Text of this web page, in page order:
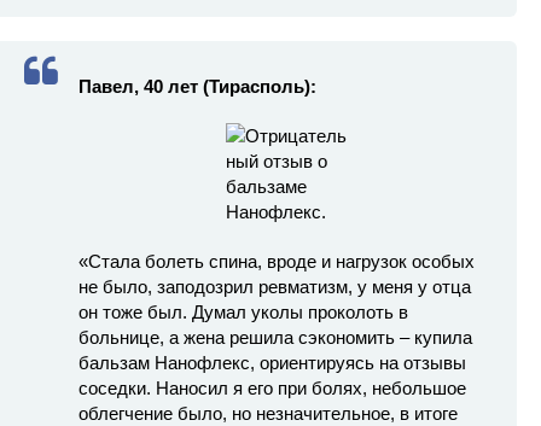
Павел, 40 лет (Тирасполь):
«Стала болеть спина, вроде и нагрузок особых
не было, заподозрил ревматизм, у меня у отца
он тоже был. Думал уколы проколоть в
больнице, а жена решила сэкономить – купила
бальзам Нанофлекс, ориентируясь на отзывы
соседки. Наносил я его при болях, небольшое
облегчение было, но незначительное, в итоге